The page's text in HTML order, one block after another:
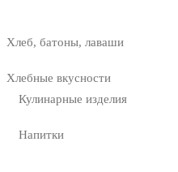
Хлеб, батоны, лаваши
Хлебные вкусности
Кулинарные изделия
Напитки